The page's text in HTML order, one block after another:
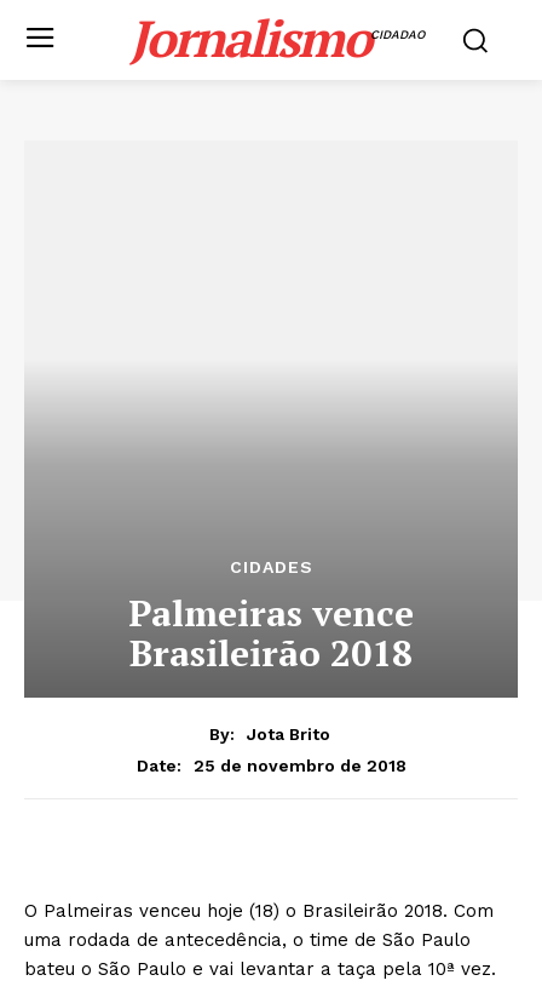
JornalismoCIDADAO
CIDADES
Palmeiras vence
Brasileirão 2018
By:
Jota Brito
Date:
25 de novembro de 2018
O Palmeiras venceu hoje (18) o Brasileirão 2018. Com
uma rodada de antecedência, o time de São Paulo
bateu o São Paulo e vai levantar a taça pela 10ª vez.